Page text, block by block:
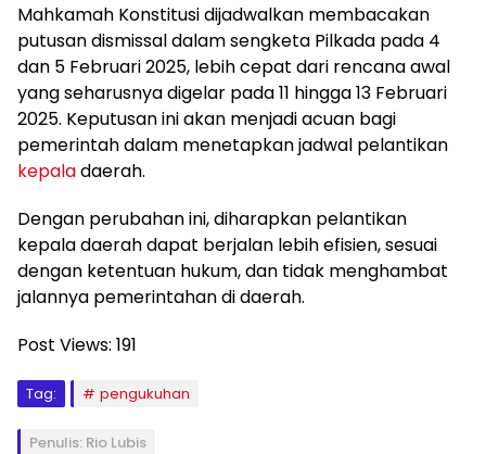
Mahkamah Konstitusi dijadwalkan membacakan
putusan dismissal dalam sengketa Pilkada pada 4
dan 5 Februari 2025, lebih cepat dari rencana awal
yang seharusnya digelar pada 11 hingga 13 Februari
2025. Keputusan ini akan menjadi acuan bagi
pemerintah dalam menetapkan jadwal pelantikan
kepaladaerah.
Dengan perubahan ini, diharapkan pelantikan
kepala daerah dapat berjalan lebih efisien, sesuai
dengan ketentuan hukum, dan tidak menghambat
jalannya pemerintahan di daerah.
Post Views: 191
Tag: pengukuhan
Penulis: Rio Lubis